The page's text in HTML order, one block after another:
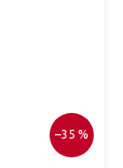
–35 %